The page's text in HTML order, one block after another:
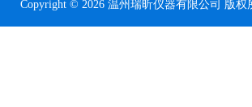
Copyright © 2026 温州瑞昕仪器有限公司 版权